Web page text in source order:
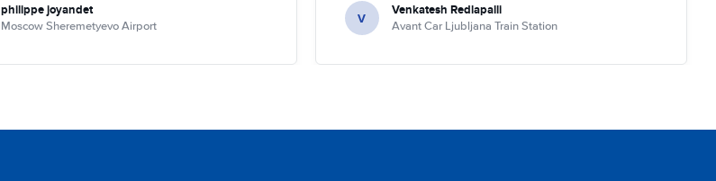
philippe joyandet
Moscow Sheremetyevo Airport V Venkatesh Redlapalli
Avant Car Ljubljana Train Station